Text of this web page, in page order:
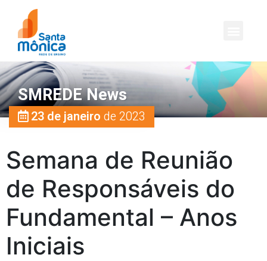
SMREDE News
23 de janeiro de 2023
Semana de Reunião
de Responsáveis do
Fundamental – Anos
Iniciais